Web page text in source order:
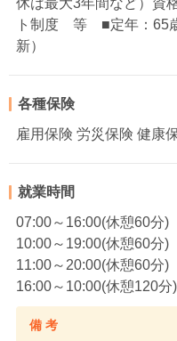
ト制度 等 ■定年：65
新）
各種保険
雇用保険 労災保険 健康
就業時間
07:00～16:00(休憩60分)
10:00～19:00(休憩60分)
11:00～20:00(休憩60分)
16:00～10:00(休憩120分)
備 考